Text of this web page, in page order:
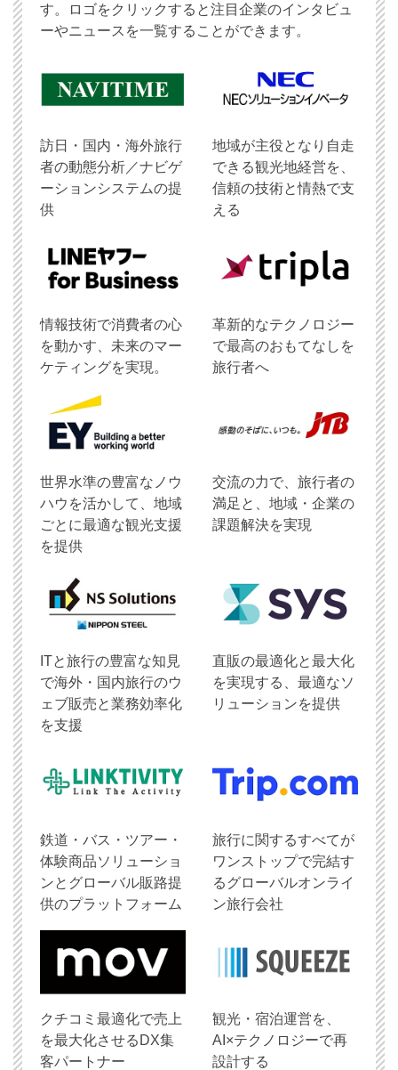
す。ロゴをクリックすると注目企業のインタビュ
ーやニュースを一覧することができます。
訪日・国内・海外旅行
者の動態分析／ナビゲ
ーションシステムの提
供
地域が主役となり自走
できる観光地経営を、
信頼の技術と情熱で支
える
情報技術で消費者の心
を動かす、未来のマー
ケティングを実現。
革新的なテクノロジー
で最高のおもてなしを
旅行者へ
世界水準の豊富なノウ
ハウを活かして、地域
ごとに最適な観光支援
を提供
交流の力で、旅行者の
満足と、地域・企業の
課題解決を実現
ITと旅行の豊富な知見
で海外・国内旅行のウ
ェブ販売と業務効率化
を支援
直販の最適化と最大化
を実現する、最適なソ
リューションを提供
鉄道・バス・ツアー・
体験商品ソリューショ
ンとグローバル販路提
供のプラットフォーム
旅行に関するすべてが
ワンストップで完結す
るグローバルオンライ
ン旅行会社
クチコミ最適化で売上
を最大化させるDX集
客パートナー
観光・宿泊運営を、
AI×テクノロジーで再
設計する